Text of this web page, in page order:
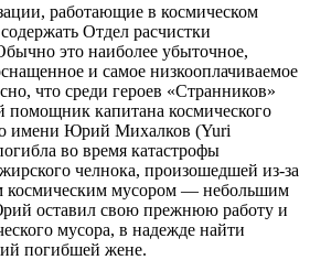
работающие в космическом
Отдел расчистки
это наиболее убыточное,
и самое низкооплачиваемое
что среди героев «Странников»
капитана космического
имени Юрий Михалков (Yuri
во время катастрофы
челнока, произошедшей из-за
космическим мусором — небольшим
оставил свою прежнюю работу и
мусора, в надежде найти
погибшей жене.